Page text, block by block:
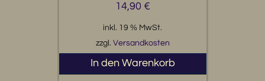
14,90 €
inkl. 19 % MwSt.
zzgl. Versandkosten
In den Warenkorb